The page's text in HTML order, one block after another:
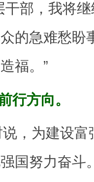
干部，我将
的急难愁盼
福。”
行方向。
，为建设
国努力奋斗